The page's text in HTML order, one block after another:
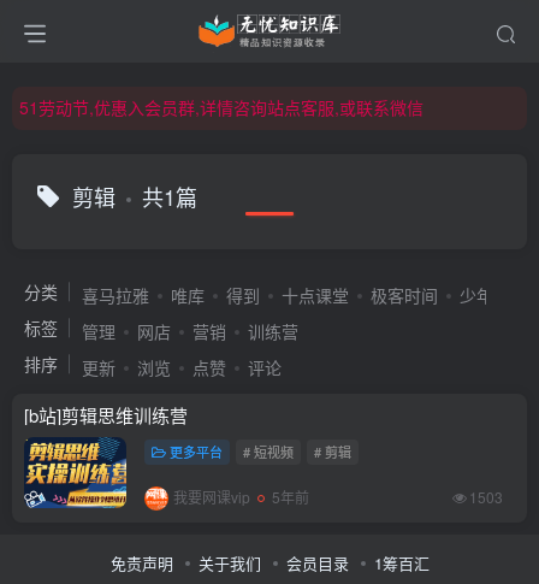
51劳动节,优惠入会员群,详情咨询站点客服,或联系微信
51劳动节,优惠入会员群,详情咨询站点客服,或联系微信
剪辑 共1篇
分类 喜马拉雅 唯库 得到 十点课堂 极客时间
少年得到
标签
管理 网店 营销
训练营
排序
更新 浏览 点赞 评论
[b站]剪辑思维训练营
更多平台 # 短视频 # 剪辑
我要网课vip 5年前 1503
免责声明 关于我们 会员目录 1筹百汇